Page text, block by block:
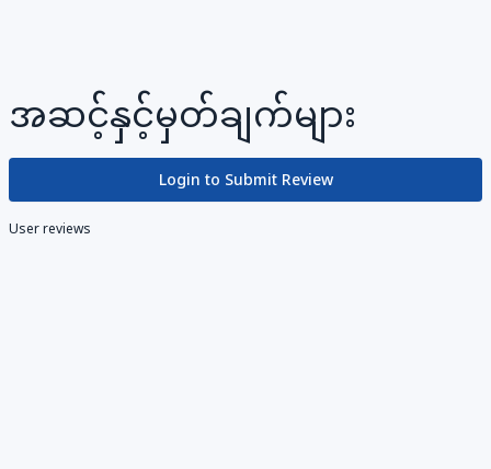
အဆင့်နှင့်မှတ်ချက်များ
Login to Submit Review
User reviews